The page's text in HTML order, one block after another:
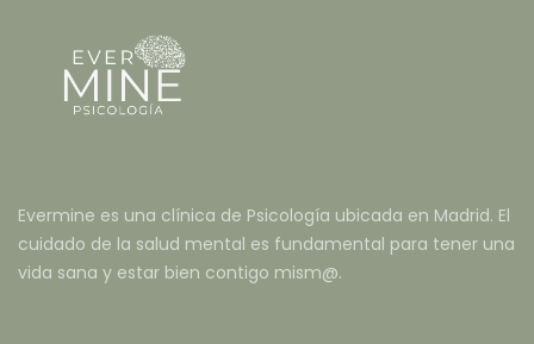
Evermine es una clínica de Psicología ubicada en Madrid. El
cuidado de la salud mental es fundamental para tener una
vida sana y estar bien contigo mism@.